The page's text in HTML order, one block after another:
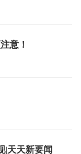
意！
|天天新要闻